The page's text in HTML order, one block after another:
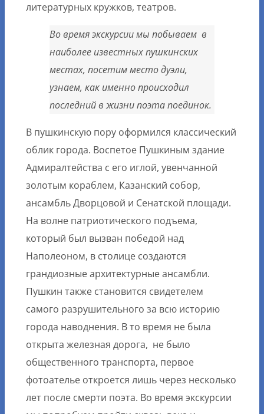
литературных кружков, театров.
Во время экскурсии мы побываем в
наиболее известных пушкинских
местах, посетим место дуэли,
узнаем, как именно происходил
последний в жизни поэта поединок.
В пушкинскую пору оформился классический
облик города. Воспетое Пушкиным здание
Адмиралтейства с его иглой, увенчанной
золотым кораблем, Казанский собор,
ансамбль Дворцовой и Сенатской площади.
На волне патриотического подъема,
который был вызван победой над
Наполеоном, в столице создаются
грандиозные архитектурные ансамбли.
Пушкин также становится свидетелем
самого разрушительного за всю историю
города наводнения. В то время не была
открыта железная дорога, не было
общественного транспорта, первое
фотоателье откроется лишь через несколько
лет после смерти поэта. Во время экскурсии